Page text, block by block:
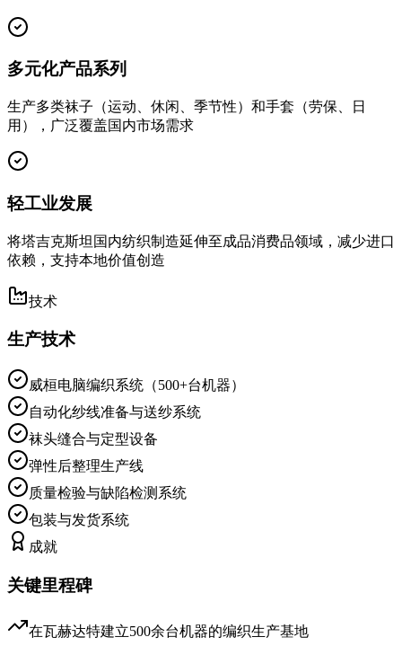
多元化产品系列
生产多类袜子（运动、休闲、季节性）和手套（劳保、日
用），广泛覆盖国内市场需求
轻工业发展
将塔吉克斯坦国内纺织制造延伸至成品消费品领域，减少进口
依赖，支持本地价值创造
技术
生产技术
威桓电脑编织系统（500+台机器）
自动化纱线准备与送纱系统
袜头缝合与定型设备
弹性后整理生产线
质量检验与缺陷检测系统
包装与发货系统
成就
关键里程碑
在瓦赫达特建立500余台机器的编织生产基地